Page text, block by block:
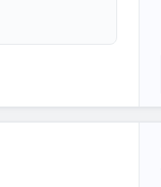
περιστατικά που
συνδυασμό με τον
την υπεύθυνη και